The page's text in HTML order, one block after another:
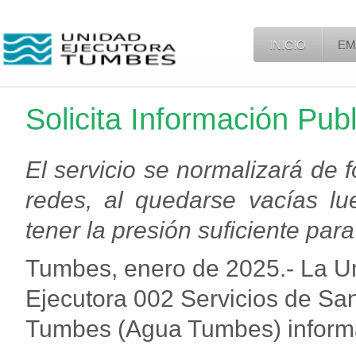
INICIO
Solicita Información
El servicio se normalizará de
redes, al quedarse vacías
tener la presión suficiente
Tumbes, enero de 2025.- La
Ejecutora 002 Servicios de
Tumbes (Agua Tumbes)